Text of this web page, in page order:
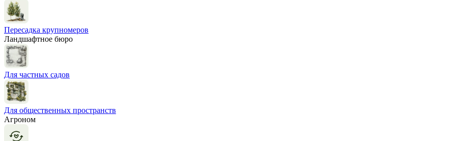
Пересадка крупномеров
Ландшафтное бюро
Для частных садов
Для общественных пространств
Агроном